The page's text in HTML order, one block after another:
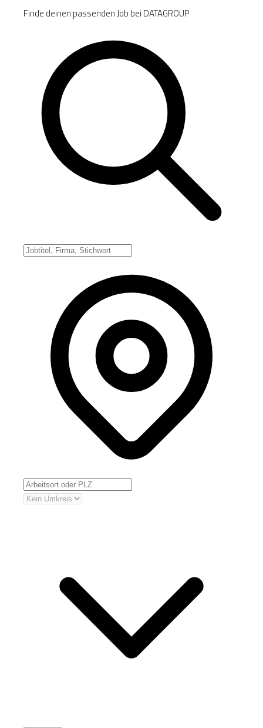
Finde deinen passenden Job bei DATAGROUP